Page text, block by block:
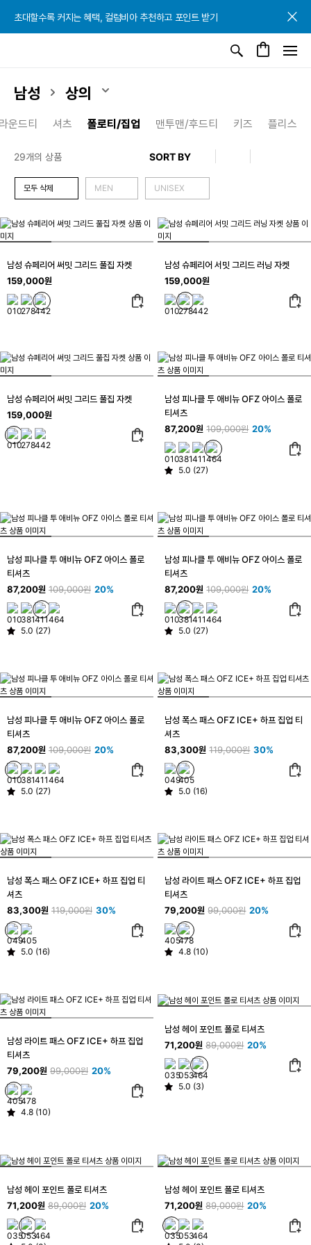
초대할수록 커지는 혜택, 컬럼비아 추천하고 포인트 받기
초대할수록 커지는 혜택, 컬럼비아 추천하고 포인트 받기
초대할수록 커지는 혜택, 컬럼비아 추천하고 포인트 받기
남성 상의
운드티 셔츠 폴로티/집업 맨투맨/후드티 키즈 플리스
29개의 상품
모두 삭제 MEN UNISEX
남성 슈페리어 써밋 그리드 풀집 자켓
159,000원
남성 슈페리어 서밋 그리드 러닝 자켓
159,000원
남성 슈페리어 써밋 그리드 풀집 자켓
159,000원
남성 피나클 투 애비뉴 OFZ 아이스 폴로
티셔츠
87,200원 109,000원 20%
5.0 (27)
남성 피나클 투 애비뉴 OFZ 아이스 폴로
티셔츠
87,200원 109,000원 20%
5.0 (27)
남성 피나클 투 애비뉴 OFZ 아이스 폴로
티셔츠
87,200원 109,000원 20%
5.0 (27)
남성 피나클 투 애비뉴 OFZ 아이스 폴로
티셔츠
87,200원 109,000원 20%
5.0 (27)
남성 폭스 패스 OFZ ICE+ 하프 집업 티
셔츠
83,300원 119,000원 30%
5.0 (16)
남성 폭스 패스 OFZ ICE+ 하프 집업 티
셔츠
83,300원 119,000원 30%
5.0 (16)
남성 라이트 패스 OFZ ICE+ 하프 집업
티셔츠
79,200원 99,000원 20%
4.8 (10)
남성 라이트 패스 OFZ ICE+ 하프 집업
티셔츠
79,200원 99,000원 20%
4.8 (10)
남성 헤이 포인트 폴로 티셔츠
71,200원 89,000원 20%
5.0 (3)
남성 헤이 포인트 폴로 티셔츠
71,200원 89,000원 20%
남성 헤이 포인트 폴로 티셔츠
71,200원 89,000원 20%